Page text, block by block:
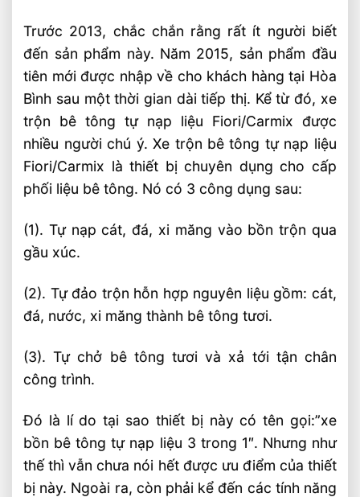
Trước 2013, chắc chắn rằng rất ít người biết
đến sản phẩm này. Năm 2015, sản phẩm đầu
tiên mới được nhập về cho khách hàng tại Hòa
Bình sau một thời gian dài tiếp thị. Kể từ đó, xe
trộn bê tông tự nạp liệu Fiori/Carmix được
nhiều người chú ý. Xe trộn bê tông tự nạp liệu
Fiori/Carmix là thiết bị chuyên dụng cho cấp
phối liệu bê tông. Nó có 3 công dụng sau:
(1). Tự nạp cát, đá, xi măng vào bồn trộn qua
gầu xúc.
(2). Tự đảo trộn hỗn hợp nguyên liệu gồm: cát,
đá, nước, xi măng thành bê tông tươi.
(3). Tự chở bê tông tươi và xả tới tận chân
công trình.
Đó là lí do tại sao thiết bị này có tên gọi:”xe
bồn bê tông tự nạp liệu 3 trong 1″. Nhưng như
thế thì vẫn chưa nói hết được ưu điểm của thiết
bị này. Ngoài ra, còn phải kể đến các tính năng